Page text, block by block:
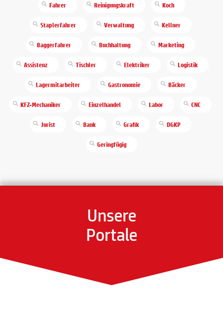
Fahrer Reinigungskraft Koch
Staplerfahrer Verwaltung Kellner
Baggerfahrer Buchhaltung Marketing
Assistenz Tischler Elektriker Logistik
Lagermitarbeiter Gastronomie Bäcker
KFZ-Mechaniker Einzelhandel Labor CNC
Jurist Bank Grafik DGKP
Geringfügig
Unsere
Portale